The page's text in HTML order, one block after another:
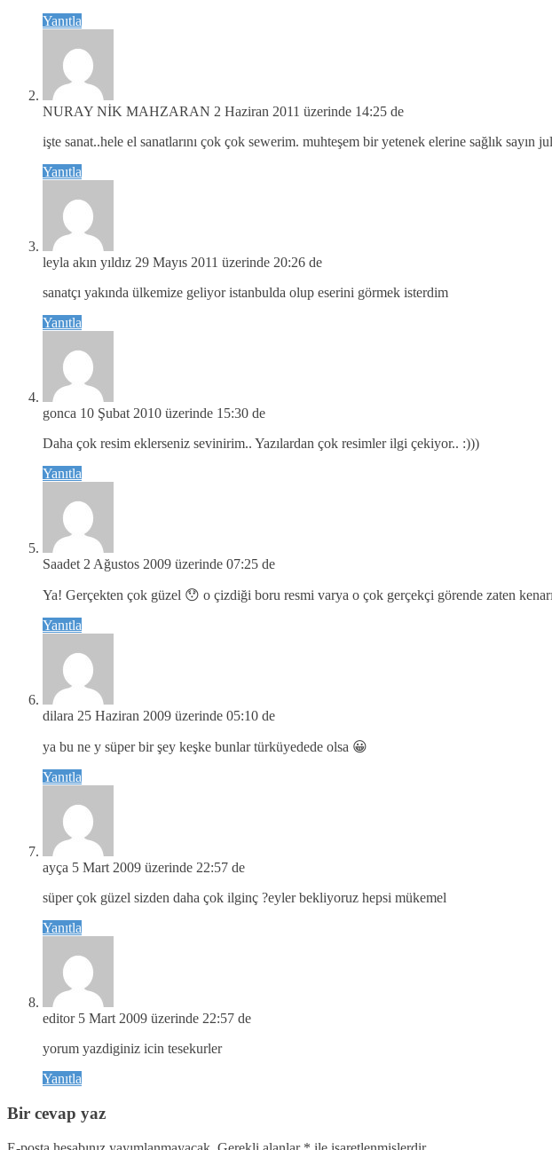
Yanıtla
NURAY NİK MAHZARAN 2 Haziran 2011 üzerinde 14:25 de
işte sanat..hele el sanatlarını çok çok sewerim. muhteşem bir yetenek elerine sağlık sayın
Yanıtla
leyla akın yıldız 29 Mayıs 2011 üzerinde 20:26 de
sanatçı yakında ülkemize geliyor istanbulda olup eserini görmek isterdim
Yanıtla
gonca 10 Şubat 2010 üzerinde 15:30 de
Daha çok resim eklerseniz sevinirim.. Yazılardan çok resimler ilgi çekiyor.. :)))
Yanıtla
Saadet 2 Ağustos 2009 üzerinde 07:25 de
Ya! Gerçekten çok güzel 😯 o çizdiği boru resmi varya o çok gerçekçi görende zaten
Yanıtla
dilara 25 Haziran 2009 üzerinde 05:10 de
ya bu ne y süper bir şey keşke bunlar türküyedede olsa 😀
Yanıtla
ayça 5 Mart 2009 üzerinde 22:57 de
süper çok güzel sizden daha çok ilginç ?eyler bekliyoruz hepsi mükemel
Yanıtla
editor 5 Mart 2009 üzerinde 22:57 de
yorum yazdiginiz icin tesekurler
Yanıtla
Bir cevap yaz